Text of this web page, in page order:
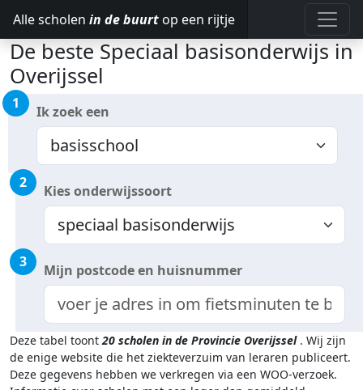
Alle scholen in de buurt op een rijtje
De beste Speciaal basisonderwijs in
Overijssel
1 Ik zoek een
2 Kies onderwijssoort
3 Mijn postcode en huisnummer
Deze tabel toont20 scholen in de Provincie Overijssel . Wij zijn
de enige website die het ziekteverzuim van leraren publiceert.
Deze gegevens hebben we verkregen via een WOO-verzoek.